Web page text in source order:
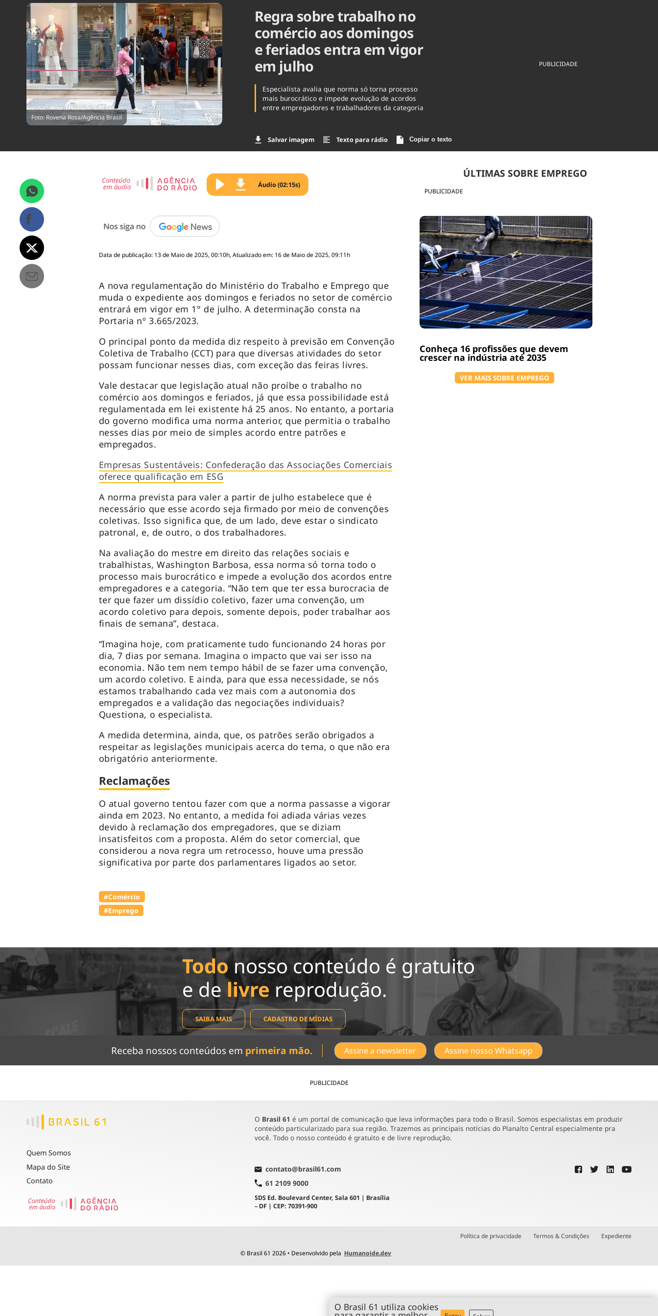
Brasil
Brasil Mineral
Ciência & Tecnologia
Cinema
Foto: Rovena Rosa/Agência Brasil
Regra sobre trabalho no
comércio aos domingos
e feriados entra em vigor
em julho
Especialista avalia que norma só torna processo
mais burocrático e impede evolução de acordos
entre empregadores e trabalhadores da categoria
Salvar imagem Texto para rádio Copiar o texto
PUBLICIDADE
PUBLICIDADE
ÚLTIMAS SOBRE EMPREGO
Conheça 16 profissões que devem
crescer na indústria até 2035
VER MAIS SOBRE EMPREGO
Áudio (02:15s)
Data de publicação: 13 de Maio de 2025, 00:10h, Atualizado em: 16 de Maio de 2025, 09:11h
A nova regulamentação do Ministério do Trabalho e Emprego que
muda o expediente aos domingos e feriados no setor de comércio
entrará em vigor em 1° de julho. A determinação consta na
Portaria nº 3.665/2023.
O principal ponto da medida diz respeito à previsão em Convenção
Coletiva de Trabalho (CCT) para que diversas atividades do setor
possam funcionar nesses dias, com exceção das feiras livres.
Vale destacar que legislação atual não proíbe o trabalho no
comércio aos domingos e feriados, já que essa possibilidade está
regulamentada em lei existente há 25 anos. No entanto, a portaria
do governo modifica uma norma anterior, que permitia o trabalho
nesses dias por meio de simples acordo entre patrões e
empregados.
Empresas Sustentáveis: Confederação das Associações Comerciais
oferece qualificação em ESG
A norma prevista para valer a partir de julho estabelece que é
necessário que esse acordo seja firmado por meio de convenções
coletivas. Isso significa que, de um lado, deve estar o sindicato
patronal, e, de outro, o dos trabalhadores.
Na avaliação do mestre em direito das relações sociais e
trabalhistas, Washington Barbosa, essa norma só torna todo o
processo mais burocrático e impede a evolução dos acordos entre
empregadores e a categoria. “Não tem que ter essa burocracia de
ter que fazer um dissídio coletivo, fazer uma convenção, um
acordo coletivo para depois, somente depois, poder trabalhar aos
finais de semana”, destaca.
“Imagina hoje, com praticamente tudo funcionando 24 horas por
dia, 7 dias por semana. Imagina o impacto que vai ser isso na
economia. Não tem nem tempo hábil de se fazer uma convenção,
um acordo coletivo. E ainda, para que essa necessidade, se nós
estamos trabalhando cada vez mais com a autonomia dos
empregados e a validação das negociações individuais?
Questiona, o especialista.
A medida determina, ainda, que, os patrões serão obrigados a
respeitar as legislações municipais acerca do tema, o que não era
obrigatório anteriormente.
Reclamações
O atual governo tentou fazer com que a norma passasse a vigorar
ainda em 2023. No entanto, a medida foi adiada várias vezes
devido à reclamação dos empregadores, que se diziam
insatisfeitos com a proposta. Além do setor comercial, que
considerou a nova regra um retrocesso, houve uma pressão
significativa por parte dos parlamentares ligados ao setor.
#Comércio
#Emprego
Todonosso conteúdo é gratuito
e de livre reprodução.
SAIBA MAIS CADASTRO DE MÍDIAS
Receba nossos conteúdos em primeira mão. Assine a newsletter Assine nosso Whatsapp
PUBLICIDADE
Quem Somos
Mapa do Site
Contato
O Brasil 61 é um portal de comunicação que leva informações para todo o Brasil. Somos especialistas em produzir
conteúdo particularizado para sua região. Trazemos as principais notícias do Planalto Central especialmente pra
você. Todo o nosso conteúdo é gratuito e de livre reprodução.
contato@brasil61.com
61 2109 9000
SDS Ed. Boulevard Center, Sala 601 | Brasília
– DF | CEP: 70391-900
Política de privacidade Termos & Condições Expediente
© Brasil 61 2026 • Desenvolvido pela Humanoide.dev
O Brasil 61 utiliza cookies